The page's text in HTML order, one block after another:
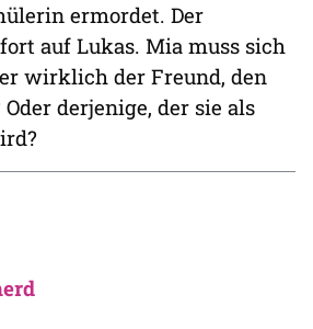
ermordet. Der
auf Lukas. Mia muss sich
wirklich der Freund, den
derjenige, der sie als